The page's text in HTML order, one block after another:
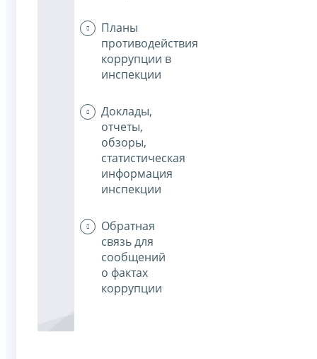
Планы
противодействия
коррупции в
инспекции
Доклады,
отчеты,
обзоры,
статистическая
информация
инспекции
Обратная
связь для
сообщений
о фактах
коррупции